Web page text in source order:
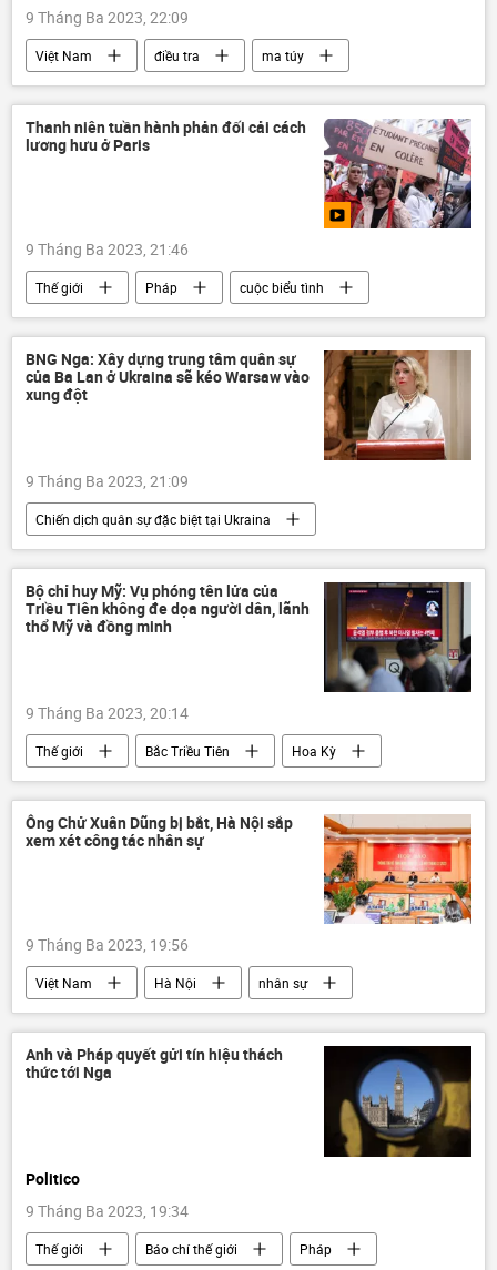
9 Tháng Ba 2023, 22:09
Việt Nam điều tra
ma túy
Xã hội
công an Đà Nẵng
Thanh niên tuần hành phản đối cải cách
lương hưu ở Paris
9 Tháng Ba 2023, 21:46
Thế giới Pháp
cuộc biểu tình
Xã hội
nghỉ hưu
BNG Nga: Xây dựng trung tâm quân sự
của Ba Lan ở Ukraina sẽ kéo Warsaw vào
xung đột
9 Tháng Ba 2023, 21:09
Chiến dịch quân sự đặc biệt tại Ukraina
Cuộc khủng hoảng ở Ukraina
Bộ Ngoại giao Nga
Maria Zakharova
Ba Lan
Ukraina
phương Tây
Bộ chỉ huy Mỹ: Vụ phóng tên lửa của
Triều Tiên không đe dọa người dân, lãnh
thổ Mỹ và đồng minh
9 Tháng Ba 2023, 20:14
Thế giới Bắc Triều Tiên
Hoa Kỳ
an ninh
tên lửa đạn đạo Quân sự
Ông Chử Xuân Dũng bị bắt, Hà Nội sắp
xem xét công tác nhân sự
9 Tháng Ba 2023, 19:56
Việt Nam Hà Nội
nhân sự
UBND Tp.Hà Nội
Anh và Pháp quyết gửi tín hiệu thách
thức tới Nga
Politico
9 Tháng Ba 2023, 19:34
Thế giới Báo chí thế giới Pháp